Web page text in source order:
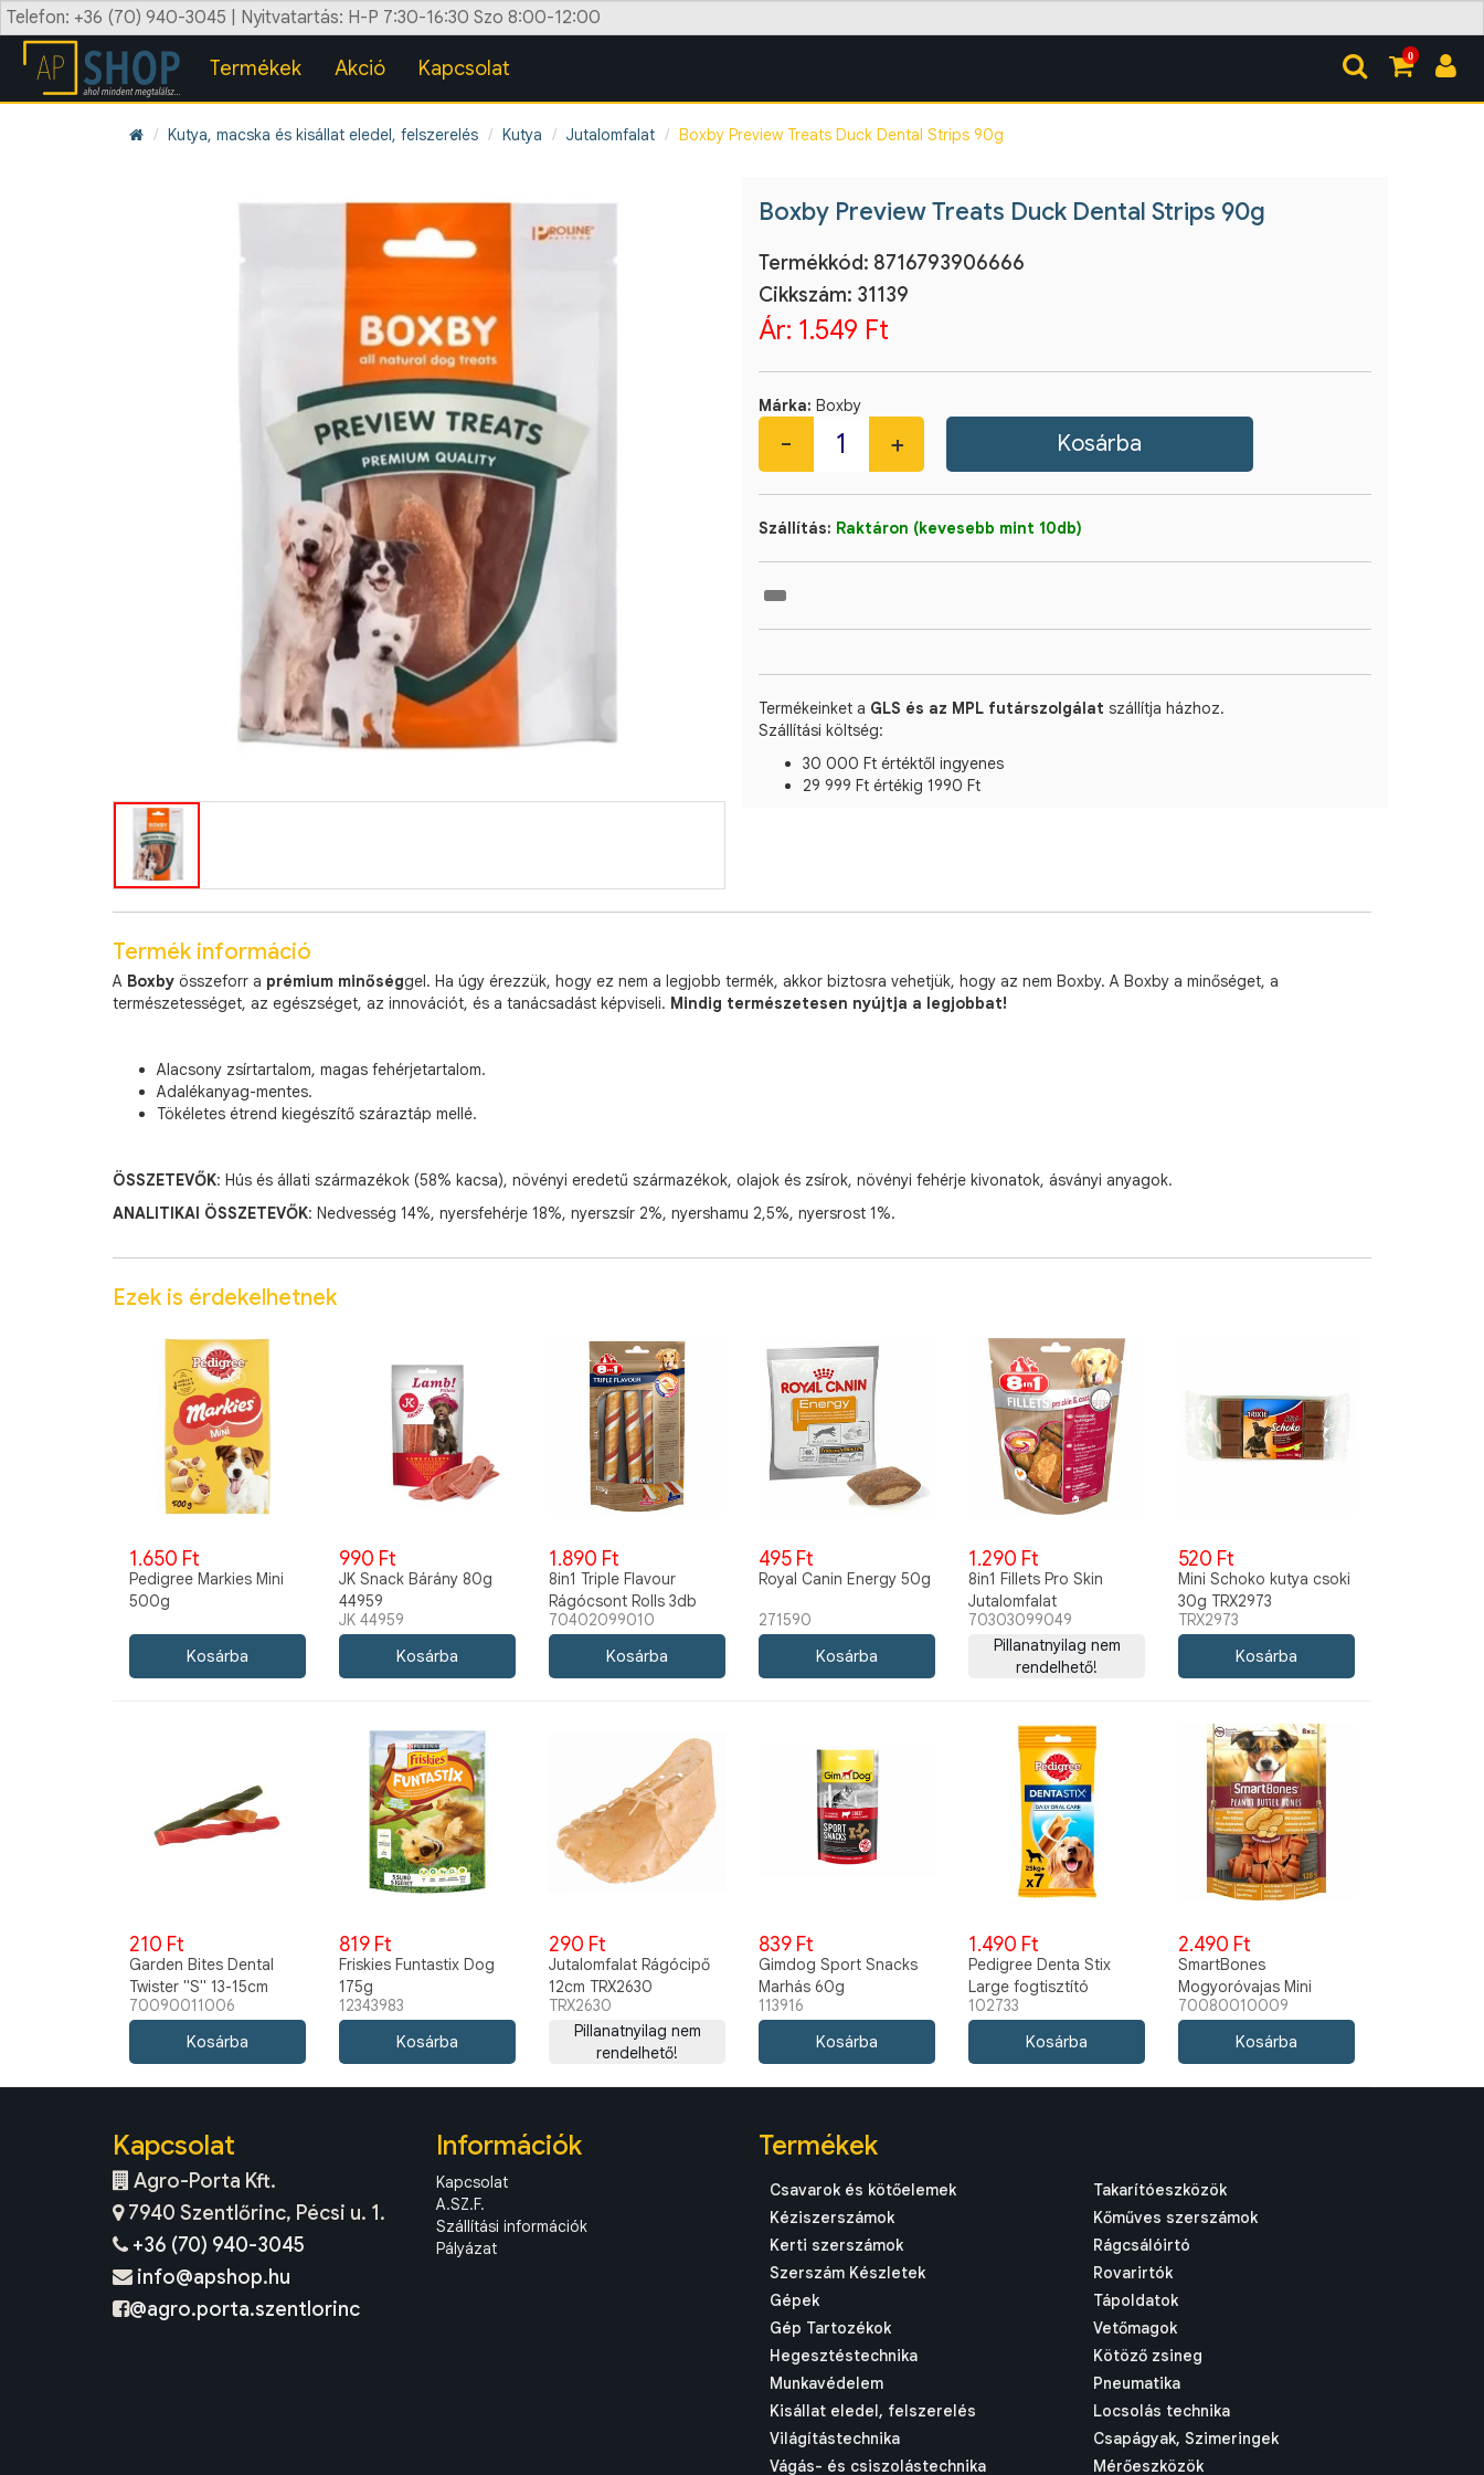
Telefon: +36 (70) 940-3045 | Nyitvatartás: H-P 7:30-16:30 Szo 8:00-12:00
0
Termékek Akció Kapcsolat
Kutya, macska és kisállat eledel, felszerelés Kutya Jutalomfalat Boxby Preview Treats Duck Dental Strips 90g
Boxby Preview Treats Duck Dental Strips 90g
Termékkód: 8716793906666
Cikkszám: 31139
Ár: 1.549 Ft
Márka: Boxby
Szállítás: Raktáron (kevesebb mint 10db)
Termékeinket a GLS és az MPL futárszolgálat szállítja házhoz.
Szállítási költség:
30 000 Ft értéktől ingyenes
29 999 Ft értékig 1990 Ft
Termék információ
A Boxby összeforr a prémium minőséggel. Ha úgy érezzük, hogy ez nem a legjobb termék, akkor biztosra vehetjük, hogy az nem Boxby. A Boxby a minőséget, a
természetességet, az egészséget, az innovációt, és a tanácsadást képviseli. Mindig természetesen nyújtja a legjobbat!
Alacsony zsírtartalom, magas fehérjetartalom.
Adalékanyag-mentes.
Tökéletes étrend kiegészítő száraztáp mellé.
ÖSSZETEVŐK: Hús és állati származékok (58% kacsa), növényi eredetű származékok, olajok és zsírok, növényi fehérje kivonatok, ásványi anyagok.
ANALITIKAI ÖSSZETEVŐK: Nedvesség 14%, nyersfehérje 18%, nyerszsír 2%, nyershamu 2,5%, nyersrost 1%.
Ezek is érdekelhetnek
1.650 Ft
Pedigree Markies Mini
500g
990 Ft
JK Snack Bárány 80g
44959
JK 44959
1.890 Ft
8in1 Triple Flavour
Rágócsont Rolls 3db
70402099010
495 Ft
Royal Canin Energy 50g
271590
1.290 Ft
8in1 Fillets Pro Skin
Jutalomfalat
70303099049
Pillanatnyilag nem
rendelhető!
520 Ft
Mini Schoko kutya csoki
30g TRX2973
TRX2973
210 Ft
Garden Bites Dental
Twister "S" 13-15cm
mixed 1db
70090011006
819 Ft
Friskies Funtastix Dog
175g
12343983
290 Ft
Jutalomfalat Rágócipő
12cm TRX2630
TRX2630
Pillanatnyilag nem
rendelhető!
839 Ft
Gimdog Sport Snacks
Marhás 60g
113916
1.490 Ft
Pedigree Denta Stix
Large fogtisztító
jutalomfalat kutyáknak
7db 270g
102733
2.490 Ft
SmartBones
Mogyoróvajas Mini
Rágócsont 8db/cs
70080010009
Kapcsolat
Agro-Porta Kft.
7940 Szentlőrinc, Pécsi u. 1.
+36 (70) 940-3045
info@apshop.hu
@agro.porta.szentlorinc
Információk
Kapcsolat
A.SZ.F.
Szállítási információk
Pályázat
Termékek
Csavarok és kötőelemek
Kéziszerszámok
Kerti szerszámok
Szerszám Készletek
Gépek
Gép Tartozékok
Hegesztéstechnika
Munkavédelem
Kisállat eledel, felszerelés
Világítástechnika
Vágás- és csiszolástechnika
Takarítóeszközök
Kőműves szerszámok
Rágcsálóirtó
Rovarirtók
Tápoldatok
Vetőmagok
Kötöző zsineg
Pneumatika
Locsolás technika
Csapágyak, Szimeringek
Mérőeszközök